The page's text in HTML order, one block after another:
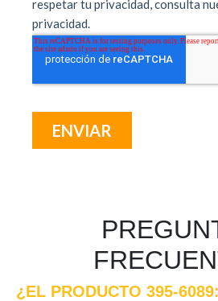
¿EL PRODUCTO 395-